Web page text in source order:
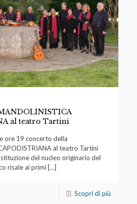
al teatro Tartini
ore 19 concerto della
al teatro Tartini
del nucleo originario del
risale ai primi[…]
Scopri di più